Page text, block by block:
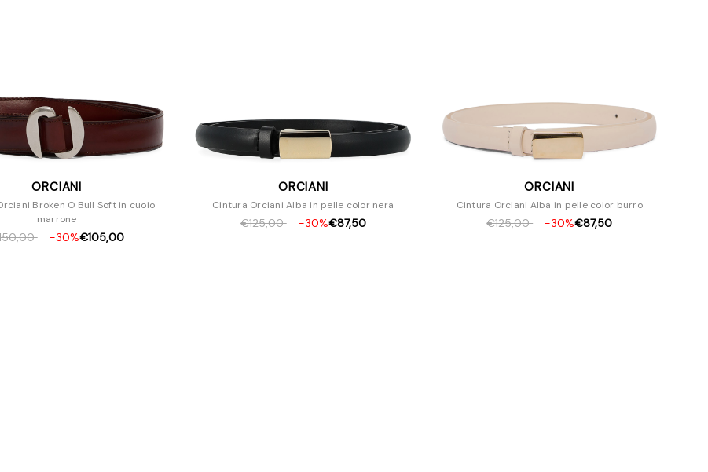
ORCIANI
Broken O Bull Soft in cuoio
marrone
-30%€105,00
ORCIANI
Cintura Orciani Alba in pelle color nera
€125,00 -30%€87,50
ORCIANI
Cintura Orciani Alba in pelle color burro
€125,00 -30%€87,50